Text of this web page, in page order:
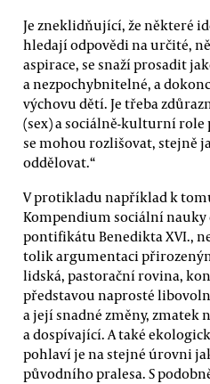
Je zneklidňující, že některé
hledají odpovědi na určité,
aspirace, se snaží prosadit
a nezpochybnitelné, a
výchovu dětí. Je třeba
(sex) a sociálně-kulturní role
se mohou rozlišovat, stejně
oddělovat.“
V protikladu například k
Kompendium sociální nauky
pontifikátu Benedikta XVI.,
tolik argumentaci
lidská, pastorační rovina,
představou naprosté
a její snadné změny, zmatek
a dospívající. A také
pohlaví je na stejné úrovni
původního pralesa. S